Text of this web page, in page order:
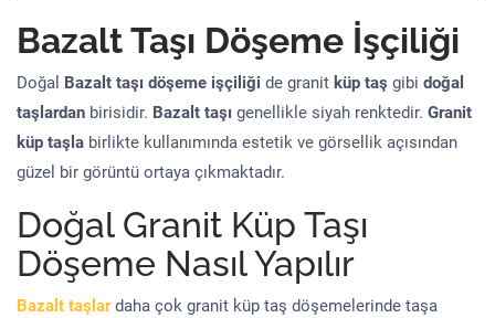
Bazalt Taşı Döşeme İşçiliği
Doğal Bazalt taşı döşeme işçiliği de granit küp taş gibi doğal
taşlardan birisidir. Bazalt taşı genellikle siyah renktedir. Granit
küp taşla birlikte kullanımında estetik ve görsellik açısından
güzel bir görüntü ortaya çıkmaktadır.
Doğal Granit Küp Taşı
Döşeme Nasıl Yapılır
Bazalt taşlardaha çok granit küp taş döşemelerinde taşa